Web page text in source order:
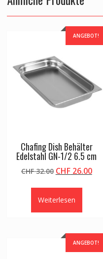
ANGEBOT!
Chafing Dish Behälter
Edelstahl GN-1/2 6.5 cm
CHF32.00
CHF 32.00
CHF26.00
Weiterlesen
ANGEBOT!